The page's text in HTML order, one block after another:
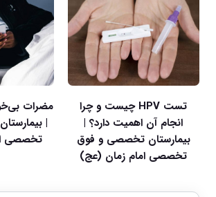
تست HPV چیست و چرا
انجام آن اهمیت دارد؟ |
بیمارستان تخصصی و فوق
تخصصی امام زمان (عج)
مضرات
|
تخصصی